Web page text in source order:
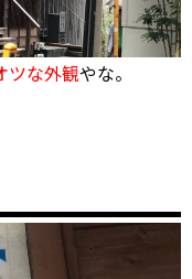
ツな外観やな。